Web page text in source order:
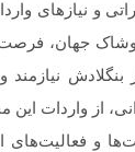
و نیازهای
جهان،
نیازمند
از واردات این
و فعالیت‌های